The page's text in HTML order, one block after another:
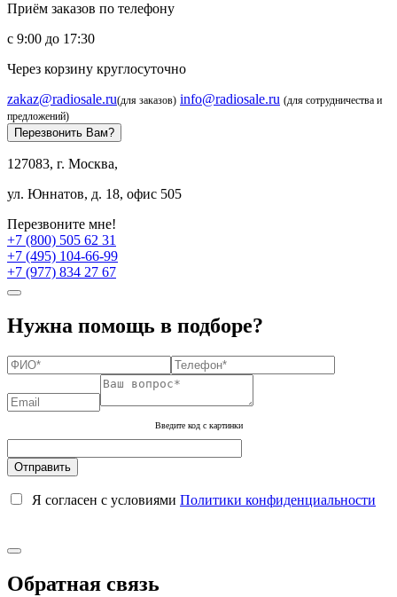
Приём заказов по телефону
с 9:00 до 17:30
Через корзину круглосуточно
zakaz@radiosale.ru(для заказов) info@radiosale.ru (для сотрудничества и
предложений)
Перезвонить Вам?
127083, г. Москва,
ул. Юннатов, д. 18, офис 505
Перезвоните мне!
+7 (800) 505 62 31
+7 (495) 104-66-99
+7 (977) 834 27 67
Нужна помощь в подборе?
Введите код с картинки
Я согласен с условиями Политики конфиденциальности
Обратная связь